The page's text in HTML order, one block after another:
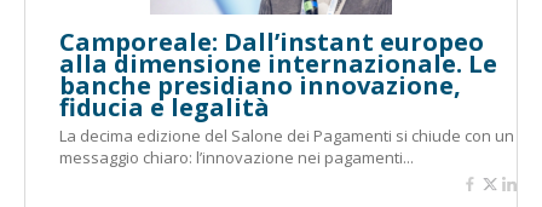
Camporeale: Dall’instant europeo
alla dimensione internazionale. Le
banche presidiano innovazione,
fiducia e legalità
La decima edizione del Salone dei Pagamenti si chiude con un
messaggio chiaro: l’innovazione nei pagamenti...